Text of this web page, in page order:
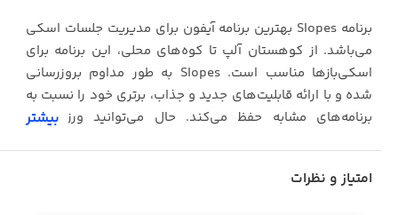
برنامه Slopes بهترین برنامه آیفون برای مدیریت جلسات اسکی
می‌باشد. از کوهستان آلپ تا کوه‌های محلی، این برنامه برای
اسکی‌بازها مناسب است. Slopes به طور مداوم بروزرسانی
شده و با ارائه قابلیت‌های جدید و جذاب، برتری خود را نسبت به
برنامه‌های مشابه حفظ می‌کند. حال می‌توانید ورزش‌های
بیشتر
امتیاز و نظرات